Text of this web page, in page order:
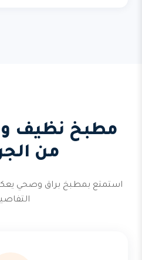
مطبخ نظيف
من
استمتع بمطبخ براق وصحي يعكس